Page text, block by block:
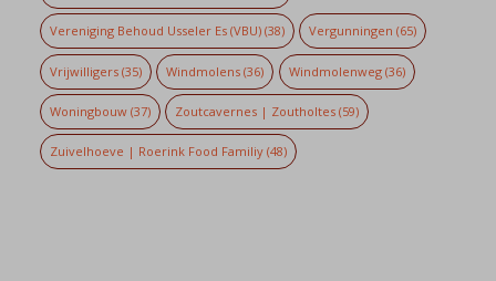
Vereniging Behoud Usseler Es (VBU)(38) Vergunningen (65)
Vrijwilligers(35) Windmolens (36) Windmolenweg(36)
Woningbouw(37) Zoutcavernes | Zoutholtes (59)
Zuivelhoeve | Roerink Food Familiy(48)